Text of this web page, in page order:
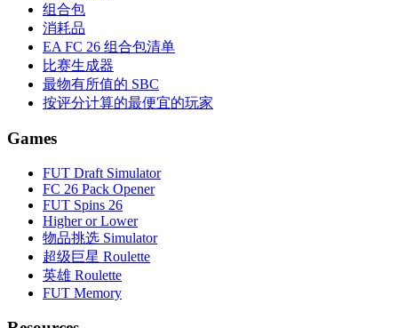
组合包
消耗品
EA FC 26 组合包清单
比赛生成器
最物有所值的 SBC
按评分计算的最便宜的玩家
Games
FUT Draft Simulator
FC 26 Pack Opener
FUT Spins 26
Higher or Lower
物品挑选 Simulator
超级巨星 Roulette
英雄 Roulette
FUT Memory